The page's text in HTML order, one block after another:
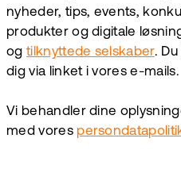
nyheder, tips, events,
produkter og digitale
og tilknyttede selskaber.
dig via linket i vores e-mails.
Vi behandler dine
med vores